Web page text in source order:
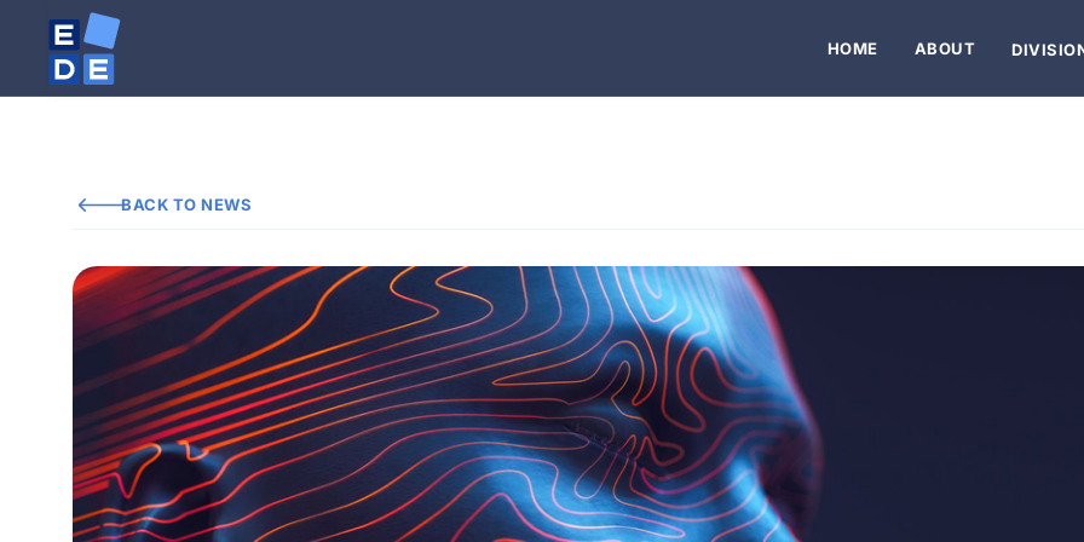
HOME ABOUT
BACK TO NEWS